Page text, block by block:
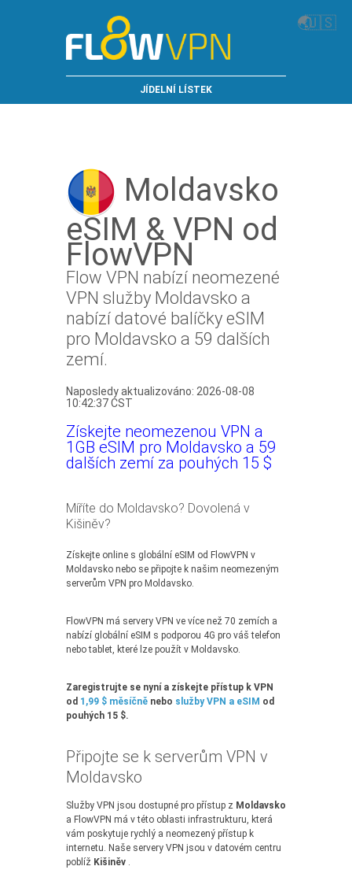
🌏🇺🇸
JÍDELNÍ LÍSTEK
Moldavsko
eSIM & VPN od
FlowVPN
Flow VPN nabízí neomezené
VPN služby Moldavsko a
nabízí datové balíčky eSIM
pro Moldavsko a 59 dalších
zemí.
Naposledy aktualizováno: 2026-08-08
10:42:37 CST
Získejte neomezenou VPN a
1GB eSIM pro Moldavsko a 59
dalších zemí za pouhých 15 $
Míříte do Moldavsko? Dovolená v
Kišiněv?
Získejte online s globální eSIM od FlowVPN v
Moldavsko nebo se připojte k našim neomezeným
serverům VPN pro Moldavsko.
FlowVPN má servery VPN ve více než 70 zemích a
nabízí globální eSIM s podporou 4G pro váš telefon
nebo tablet, které lze použít v Moldavsko.
Zaregistrujte se nyní a získejte přístup k VPN
od 1,99 $ měsíčně nebo služby VPN a eSIM od
pouhých 15 $.
Připojte se k serverům VPN v
Moldavsko
Služby VPN jsou dostupné pro přístup z Moldavsko
a FlowVPN má v této oblasti infrastrukturu, která
vám poskytuje rychlý a neomezený přístup k
internetu. Naše servery VPN jsou v datovém centru
poblíž Kišiněv .